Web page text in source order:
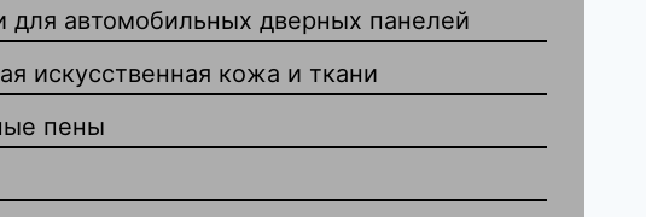
для автомобильных дверных панелей
искусственная кожа и ткани
пены